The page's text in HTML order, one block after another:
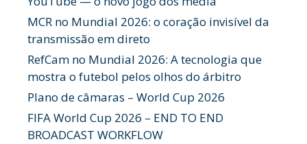
MCR no Mundial 2026: o coração invisível da
transmissão em direto
RefCam no Mundial 2026: A tecnologia que
mostra o futebol pelos olhos do árbitro
Plano de câmaras – World Cup 2026
FIFA World Cup 2026 – END TO END
BROADCAST WORKFLOW